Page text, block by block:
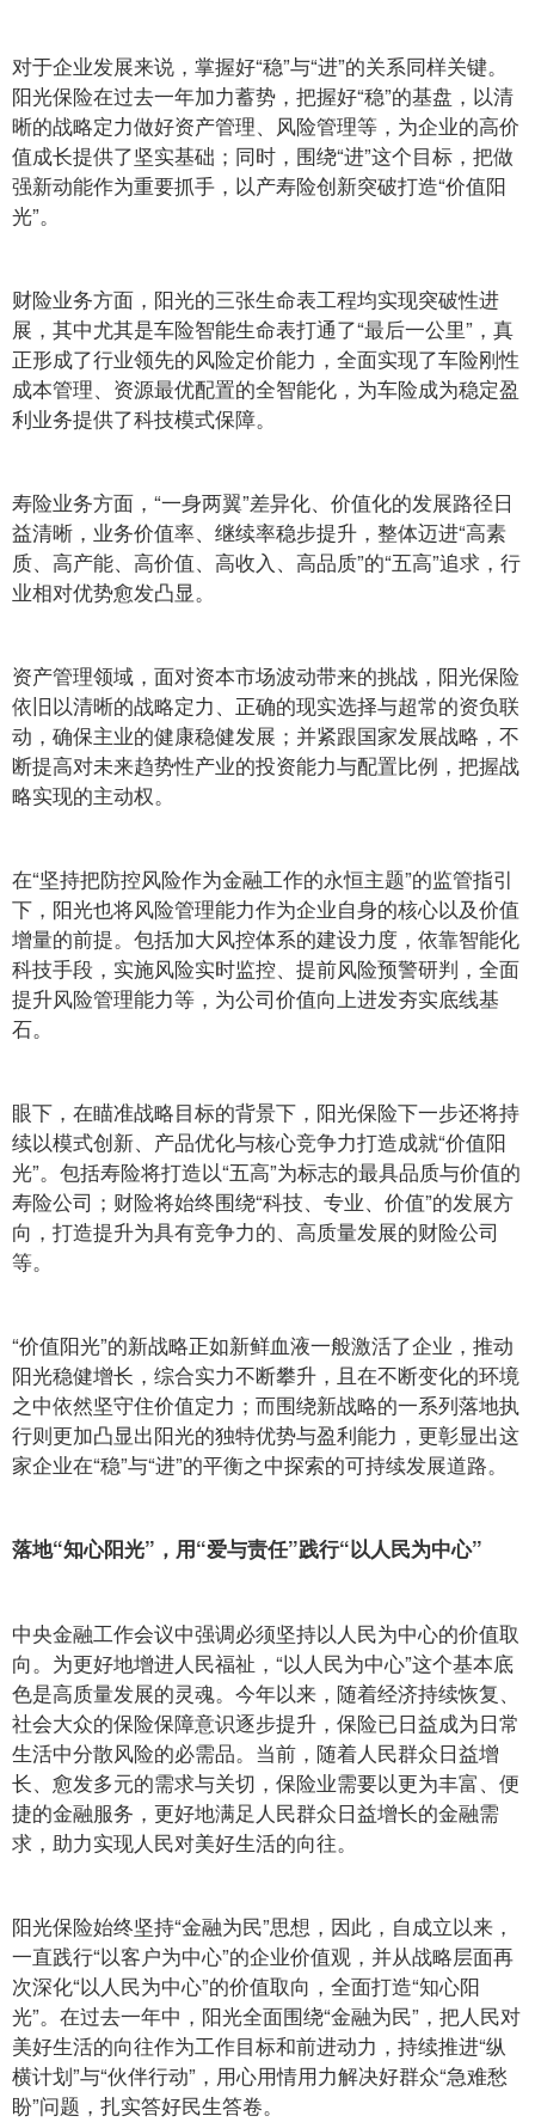
对于企业发展来说，掌握好“稳”与“进”的关系同样关键。
阳光保险在过去一年加力蓄势，把握好“稳”的基盘，以清
晰的战略定力做好资产管理、风险管理等，为企业的高价
值成长提供了坚实基础；同时，围绕“进”这个目标，把做
强新动能作为重要抓手，以产寿险创新突破打造“价值阳
光”。
财险业务方面，阳光的三张生命表工程均实现突破性进
展，其中尤其是车险智能生命表打通了“最后一公里”，真
正形成了行业领先的风险定价能力，全面实现了车险刚性
成本管理、资源最优配置的全智能化，为车险成为稳定盈
利业务提供了科技模式保障。
寿险业务方面，“一身两翼”差异化、价值化的发展路径日
益清晰，业务价值率、继续率稳步提升，整体迈进“高素
质、高产能、高价值、高收入、高品质”的“五高”追求，行
业相对优势愈发凸显。
资产管理领域，面对资本市场波动带来的挑战，阳光保险
依旧以清晰的战略定力、正确的现实选择与超常的资负联
动，确保主业的健康稳健发展；并紧跟国家发展战略，不
断提高对未来趋势性产业的投资能力与配置比例，把握战
略实现的主动权。
在“坚持把防控风险作为金融工作的永恒主题”的监管指引
下，阳光也将风险管理能力作为企业自身的核心以及价值
增量的前提。包括加大风控体系的建设力度，依靠智能化
科技手段，实施风险实时监控、提前风险预警研判，全面
提升风险管理能力等，为公司价值向上进发夯实底线基
石。
眼下，在瞄准战略目标的背景下，阳光保险下一步还将持
续以模式创新、产品优化与核心竞争力打造成就“价值阳
光”。包括寿险将打造以“五高”为标志的最具品质与价值的
寿险公司；财险将始终围绕“科技、专业、价值”的发展方
向，打造提升为具有竞争力的、高质量发展的财险公司
等。
“价值阳光”的新战略正如新鲜血液一般激活了企业，推动
阳光稳健增长，综合实力不断攀升，且在不断变化的环境
之中依然坚守住价值定力；而围绕新战略的一系列落地执
行则更加凸显出阳光的独特优势与盈利能力，更彰显出这
家企业在“稳”与“进”的平衡之中探索的可持续发展道路。
落地“知心阳光”，用“爱与责任”践行“以人民为中心”
中央金融工作会议中强调必须坚持以人民为中心的价值取
向。为更好地增进人民福祉，“以人民为中心”这个基本底
色是高质量发展的灵魂。今年以来，随着经济持续恢复、
社会大众的保险保障意识逐步提升，保险已日益成为日常
生活中分散风险的必需品。当前，随着人民群众日益增
长、愈发多元的需求与关切，保险业需要以更为丰富、便
捷的金融服务，更好地满足人民群众日益增长的金融需
求，助力实现人民对美好生活的向往。
阳光保险始终坚持“金融为民”思想，因此，自成立以来，
一直践行“以客户为中心”的企业价值观，并从战略层面再
次深化“以人民为中心”的价值取向，全面打造“知心阳
光”。在过去一年中，阳光全面围绕“金融为民”，把人民对
美好生活的向往作为工作目标和前进动力，持续推进“纵
横计划”与“伙伴行动”，用心用情用力解决好群众“急难愁
盼”问题，扎实答好民生答卷。